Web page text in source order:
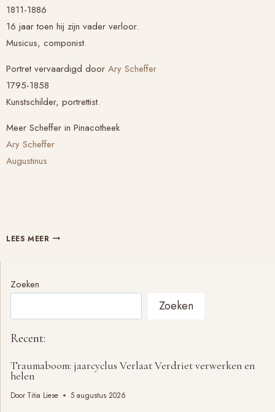
1811-1886
16 jaar toen hij zijn vader verloor.
Musicus, componist.
Portret vervaardigd door Ary Scheffer
1795-1858
Kunstschilder, portrettist.
Meer Scheffer in Pinacotheek
Ary Scheffer
Augustinus
LEES MEER FRANZ
Zoeken
Zoeken
Recent:
Traumaboom: jaarcyclus Verlaat Verdriet verwerken en
helen
Door Titia Liese 5 augustus 2026